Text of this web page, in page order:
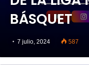
BÁSQUET
7 julio, 2024 587